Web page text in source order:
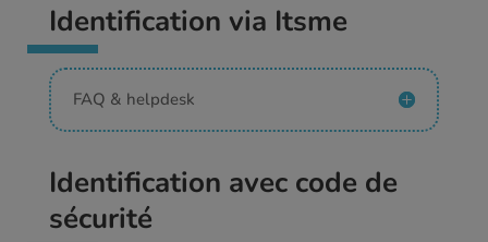
Identification via Itsme
FAQ & helpdesk
Identification avec code de
sécurité